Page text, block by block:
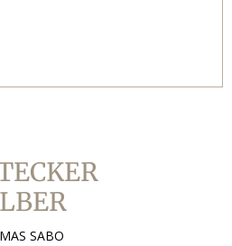
SABO